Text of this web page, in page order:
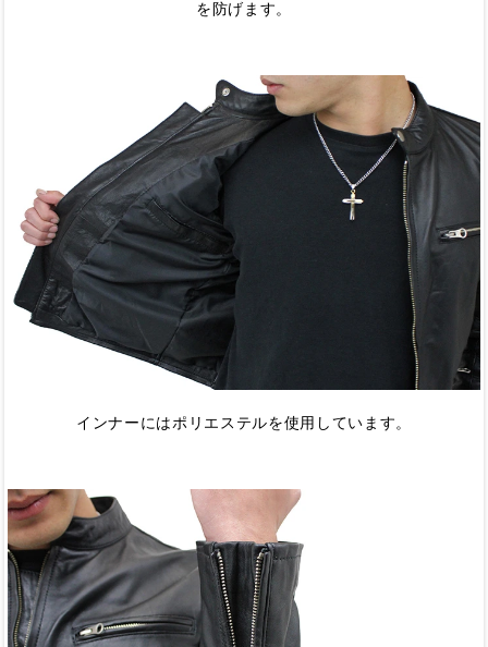
を防げます。
インナーにはポリエステルを使用しています。